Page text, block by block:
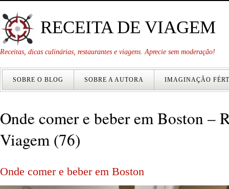
RECEITA DE VIAGEM
Receitas, dicas culinárias, restaurantes e viagens. Aprecie sem moderação!
SOBRE O BLOG SOBRE A AUTORA IMAGINAÇÃO
Onde comer e beber em Boston –
Viagem (76)
Onde comer e beber em Boston